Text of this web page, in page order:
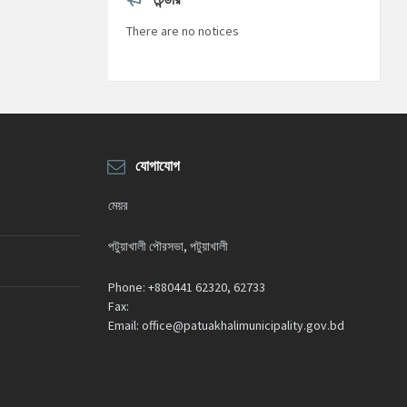
There are no notices
যোগাযোগ
মেয়র
পটুয়াখালী পৌরসভা, পটুয়াখালী
Phone:+880441 62320, 62733
Fax:
Email:office@patuakhalimunicipality.gov.bd